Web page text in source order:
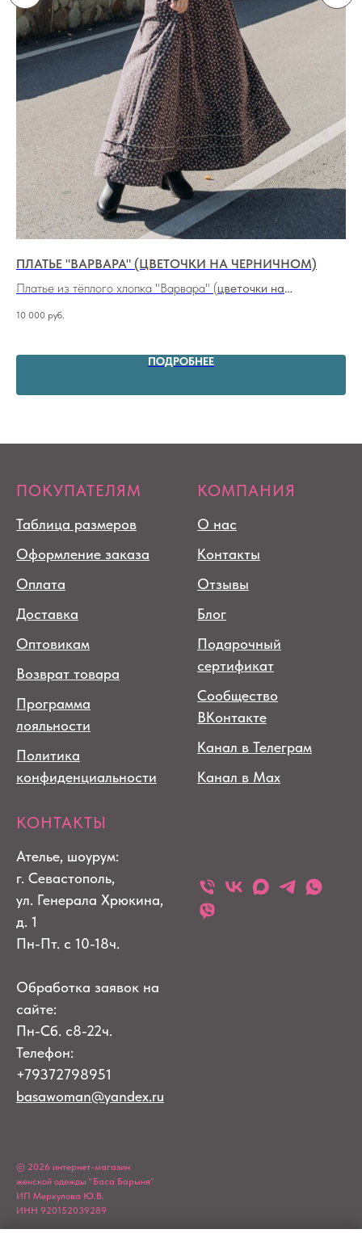
ПЛАТЬЕ "ВАРВАРА" (ЦВЕТОЧКИ НА ЧЕРНИЧНОМ)
Платье из тёплого хлопка "Варвара" (цветочки на
черничном
10 000 руб.
ПОДРОБНЕЕ
ПОКУПАТЕЛЯМ
Таблица размеров
Оформление заказа
Оплата
Доставка
Оптовикам
Возврат товара
Программа
лояльности
Политика
конфиденциальности
КОМПАНИЯ
О нас
Контакты
Отзывы
Блог
Подарочный
сертификат
Сообщество
ВКонтакте
Канал в Телеграм
Канал в Max
КОНТАКТЫ
Ателье, шоурум:
г. Севастополь,
ул. Генерала Хрюкина,
д. 1
Пн-Пт. с 10-18ч.
Обработка заявок на
сайте:
Пн-Сб. с8-22ч.
Телефон:
+79372798951
basawoman@yandex.ru
© 2026 интернет-магазин
женской одежды "Баса Барыня"
ИП Меркулова Ю.В.
ИНН 920152039289